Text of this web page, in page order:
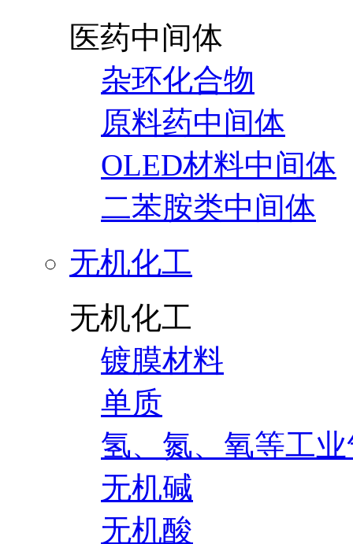
医药中间体
杂环化合物
原料药中间体
OLED材料中间体
二苯胺类中间体
无机化工
无机化工
镀膜材料
单质
氢、氮、氧等工
无机碱
无机酸